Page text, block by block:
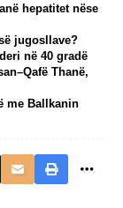
hepatitet nëse
jugosllave?
në 40 gradë
Thanë,
me Ballkanin